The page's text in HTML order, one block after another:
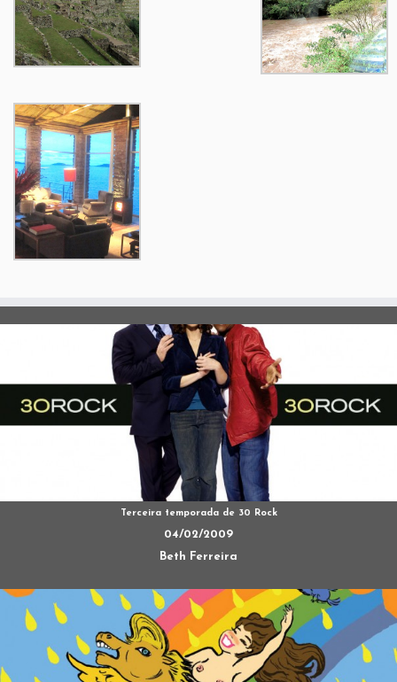
Terceira temporada de 30 Rock
04/02/2009
Beth Ferreira